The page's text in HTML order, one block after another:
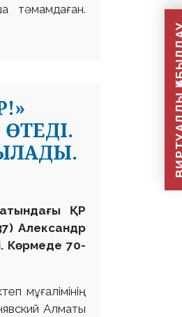
тәмамдаған.
ҚР
Александр
Көрмеде 70-
мұғалімінің
Алматы